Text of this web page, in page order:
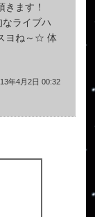
ます！
ライブハ
ヨね～☆ 体
年4月2日 00:32